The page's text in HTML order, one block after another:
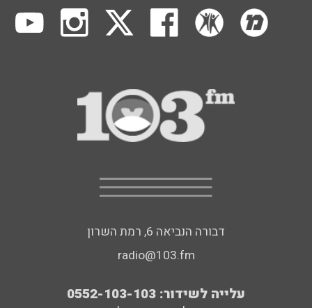
דבורה הנביאה 6, רמת השרון
radio@103.fm
עלייה לשידור: 0552-103-103